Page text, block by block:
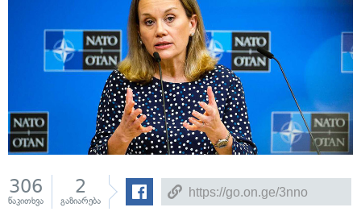
306
წაკითხვა
2
გაზიარება